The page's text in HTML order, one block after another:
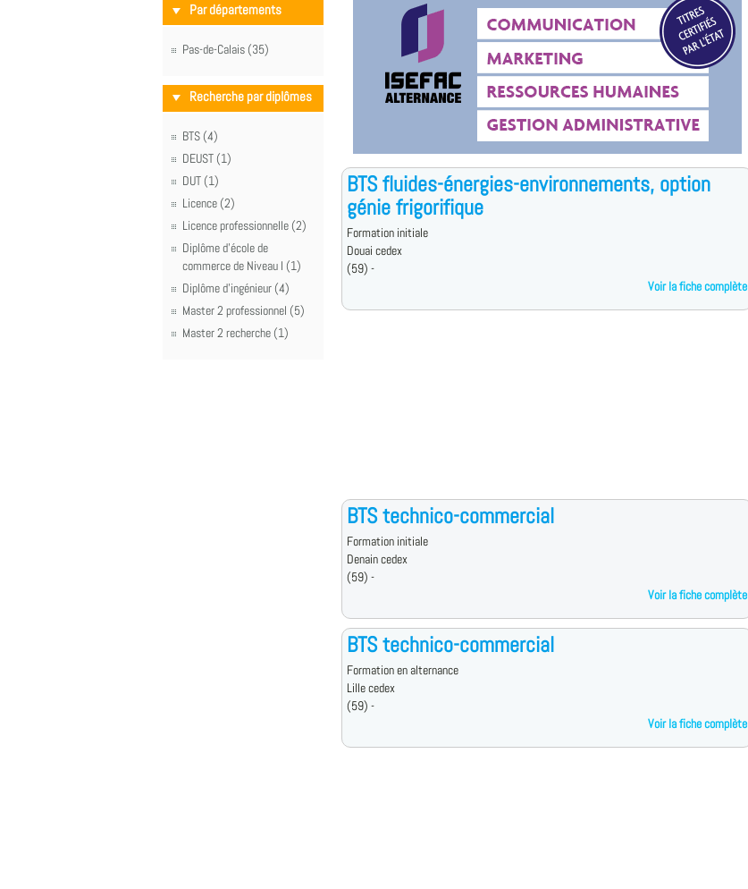
Par départements
Pas-de-Calais (35)
Recherche par diplômes
BTS (4)
DEUST (1)
DUT (1)
Licence (2)
Licence professionnelle (2)
Diplôme d'école de
commerce de Niveau I (1)
Diplôme d'ingénieur (4)
Master 2 professionnel (5)
Master 2 recherche (1)
BTS fluides-énergies-environnements, option
génie frigorifique
Formation initiale
Douai cedex
(59) -
Voir la fiche complète
BTS technico-commercial
Formation initiale
Denain cedex
(59) -
Voir la fiche complète
BTS technico-commercial
Formation en alternance
Lille cedex
(59) -
Voir la fiche complète